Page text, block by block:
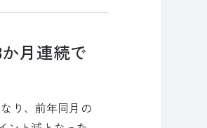
月連続で
り、前年同月の